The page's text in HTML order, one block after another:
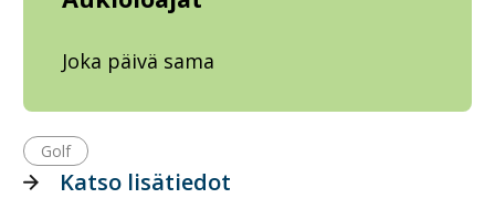
Joka päivä sama
Golf
Katso lisätiedot